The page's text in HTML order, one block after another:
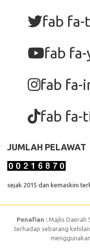
fab
fab
fab fa-
fab fa-
JUMLAH PELAWAT
sejak 2015 dan kemaskini
Penafian : Majlis Daerah
terhadap sebarang